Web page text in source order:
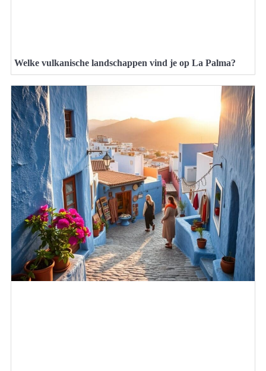
Welke vulkanische landschappen vind je op La Palma?